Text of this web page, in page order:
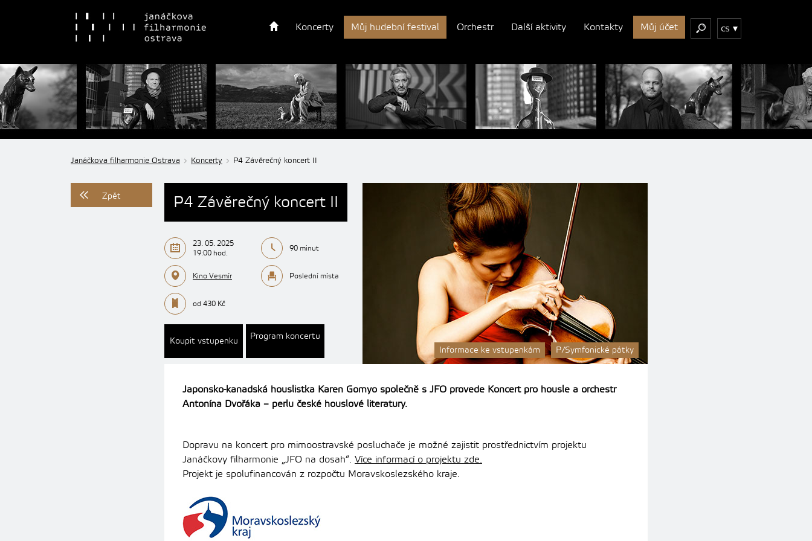
Koncerty Můj hudební festival Orchestr Další aktivity Kontakty Můj účet cs
Janáčkova filharmonie Ostrava Koncerty P4 Závěrečný koncert II
Zpět
23. 05. 2025
19:00 hod.
90 minut
Kino Vesmír Poslední místa
od 430 Kč
Koupit vstupenku
Program koncertu
Informace ke vstupenkám
P/Symfonické pátky
P4 Závěrečný koncert II
Japonsko-kanadská houslistka Karen Gomyo společně s JFO provede Koncert pro housle a orchestr
Antonína Dvořáka – perlu české houslové literatury.
Dopravu na koncert pro mimoostravské posluchače je možné zajistit prostřednictvím projektu
Janáčkovy filharmonie „JFO na dosah“. Více informací o projektu zde.
Projekt je spolufinancován z rozpočtu Moravskoslezského kraje.